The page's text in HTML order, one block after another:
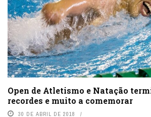
Open de Atletismo e Natação
recordes e muito a comemorar
30 DE ABRIL DE 2018